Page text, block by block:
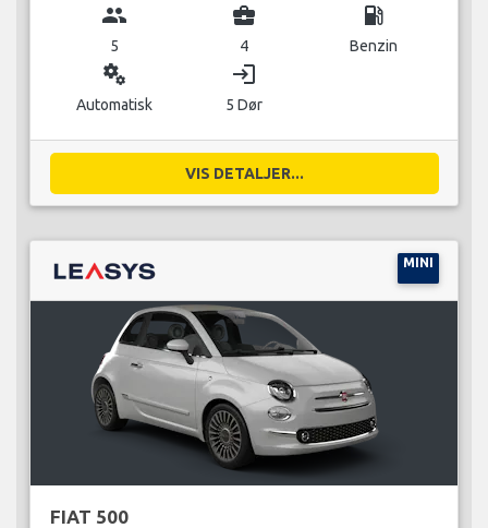
group
5
business_center
4
local_gas_station
Benzin
miscellaneous_services
Automatisk
login
5 Dør
VIS DETALJER...
MINI
FIAT 500